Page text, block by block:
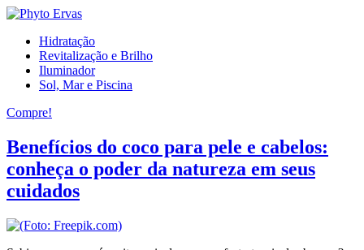
Hidratação
Revitalização e Brilho
Iluminador
Sol, Mar e Piscina
Compre!
Benefícios do coco para pele e cabelos:
conheça o poder da natureza em seus
cuidados